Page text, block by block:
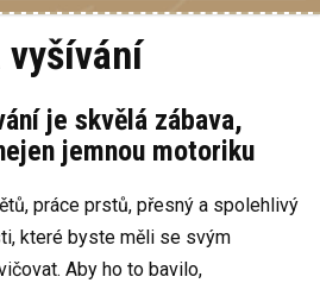
vyšívání
je skvělá zábava,
jemnou motoriku
práce prstů, přesný a spolehlivý
které byste měli se svým
Aby ho to bavilo,